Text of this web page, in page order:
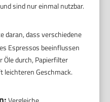
sind nur einmal nutzbar.
daran, dass verschiedene
Espressos beeinflussen
durch, Papierfilter
leichteren Geschmack.